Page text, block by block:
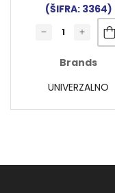
(ŠIFRA: 3364)
Brands
UNIVERZALNO